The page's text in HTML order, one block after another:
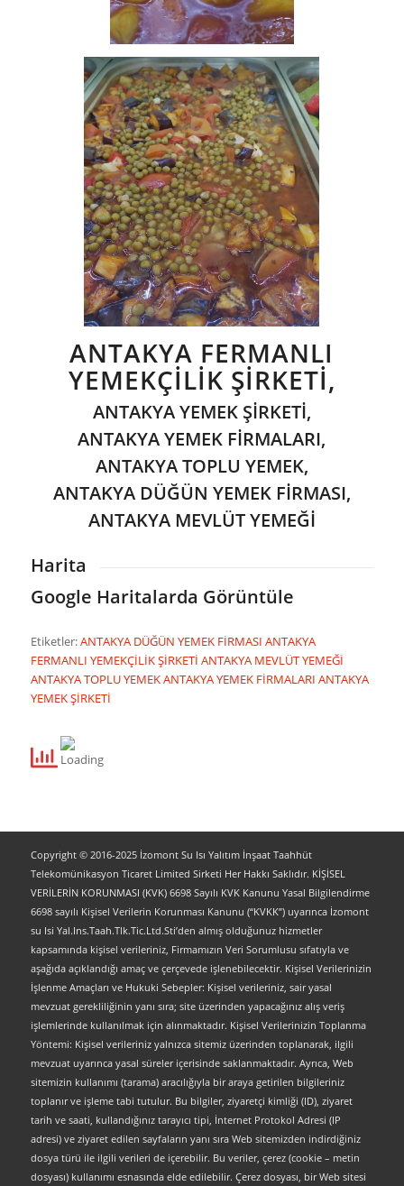
ANTAKYA FERMANLI
YEMEKÇİLİK ŞİRKETİ,
ANTAKYA YEMEK ŞİRKETİ,
ANTAKYA YEMEK FİRMALARI,
ANTAKYA TOPLU YEMEK,
ANTAKYA DÜĞÜN YEMEK FİRMASI,
ANTAKYA MEVLÜT YEMEĞİ
Harita
Google Haritalarda Görüntüle
Etiketler:ANTAKYA DÜĞÜN YEMEK FİRMASI ANTAKYA
FERMANLI YEMEKÇİLİK ŞİRKETİ ANTAKYA MEVLÜT YEMEĞİ
ANTAKYA TOPLU YEMEKANTAKYA YEMEK FİRMALARI ANTAKYA
YEMEK ŞİRKETİ
Copyright © 2016-2025 İzomont Su Isı Yalıtım İnşaat Taahhüt
Telekomünikasyon Ticaret Limited Sirketi Her Hakkı Saklıdır. KİŞİSEL
VERİLERİN KORUNMASI (KVK) 6698 Sayılı KVK Kanunu Yasal Bilgilendirme
6698 sayılı Kişisel Verilerin Korunması Kanunu (“KVKK”) uyarınca İzomont
su Isi Yal.Ins.Taah.Tlk.Tic.Ltd.Sti’den almış olduğunuz hizmetler
kapsamında kişisel verileriniz, Firmamızın Veri Sorumlusu sıfatıyla ve
aşağıda açıklandığı amaç ve çerçevede işlenebilecektir. Kişisel Verilerinizin
İşlenme Amaçları ve Hukuki Sebepler: Kişisel verileriniz, sair yasal
mevzuat gerekliliğinin yanı sıra; site üzerinden yapacağınız alış veriş
işlemlerinde kullanılmak için alınmaktadır. Kişisel Verilerinizin Toplanma
Yöntemi: Kişisel verileriniz yalnızca sitemiz üzerinden toplanarak, ilgili
mevzuat uyarınca yasal süreler içerisinde saklanmaktadır. Ayrıca, Web
sitemizin kullanımı (tarama) aracılığıyla bir araya getirilen bilgileriniz
toplanır ve işleme tabi tutulur. Bu bilgiler, ziyaretçi kimliği (ID), ziyaret
tarih ve saati, kullandığınız tarayıcı tipi, İnternet Protokol Adresi (IP
adresi) ve ziyaret edilen sayfaların yanı sıra Web sitemizden indirdiğiniz
dosya türü ile ilgili verileri de içerebilir. Bu veriler, çerez (cookie – metin
dosyası) kullanımı esnasında elde edilebilir. Çerez dosyası, bir Web sitesi